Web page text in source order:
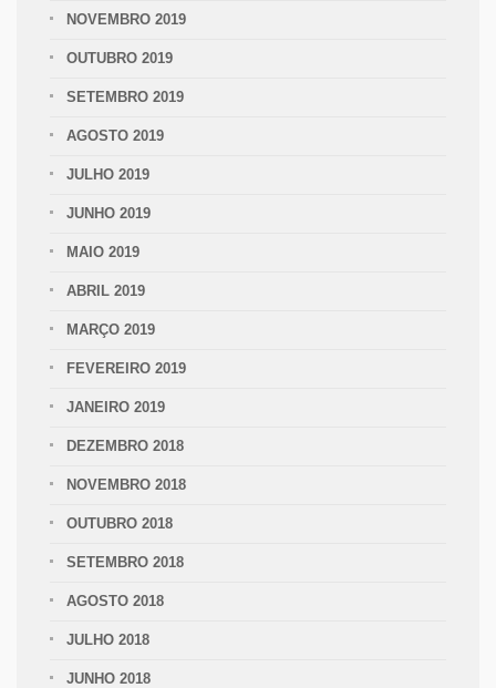
NOVEMBRO 2019
OUTUBRO 2019
SETEMBRO 2019
AGOSTO 2019
JULHO 2019
JUNHO 2019
MAIO 2019
ABRIL 2019
MARÇO 2019
FEVEREIRO 2019
JANEIRO 2019
DEZEMBRO 2018
NOVEMBRO 2018
OUTUBRO 2018
SETEMBRO 2018
AGOSTO 2018
JULHO 2018
JUNHO 2018